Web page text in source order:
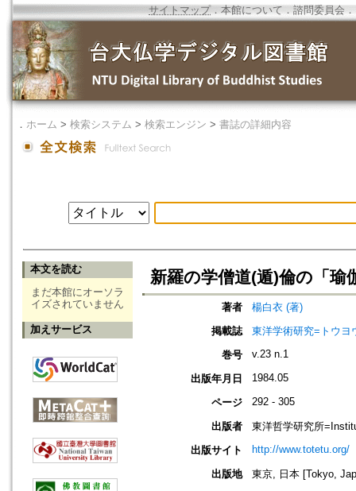
サイトマップ．本館について ． 諮問委員会 ．
． ホーム > 検索システム > 検索エンジン > 書誌の詳細内容
本文を読む
まだ本館にオーソラ
イズされていません
加えサービス
新羅の学僧道(遁)倫の「瑜
著者
楊白衣 (著)
掲載誌
東洋学術研究=トウヨ
巻号
v.23 n.1
出版年月日 1984.05
ページ 292 - 305
出版者
東洋哲学研究所
出版サイト
http://www.totetu.org/
出版地
東京, 日本 [Tokyo,